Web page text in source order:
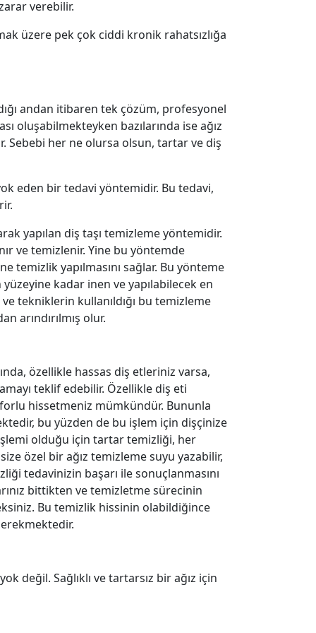
verebilir.
üzere pek çok ciddi kronik rahatsızlığa
andan itibaren tek çözüm, profesyonel
oluşabilmekteyken bazılarında ise ağız
Sebebi her ne olursa olsun, tartar ve diş
eden bir tedavi yöntemidir. Bu tedavi,
yapılan diş taşı temizleme yöntemidir.
ve temizlenir. Yine bu yöntemde
temizlik yapılmasını sağlar. Bu yönteme
kadar inen ve yapılabilecek en
tekniklerin kullanıldığı bu temizleme
arındırılmış olur.
özellikle hassas diş etleriniz varsa,
teklif edebilir. Özellikle diş eti
hissetmeniz mümkündür. Bununla
bu yüzden de bu işlem için dişçinize
olduğu için tartar temizliği, her
özel bir ağız temizleme suyu yazabilir,
tedavinizin başarı ile sonuçlanmasını
bittikten ve temizletme sürecinin
Bu temizlik hissinin olabildiğince
değil. Sağlıklı ve tartarsız bir ağız için